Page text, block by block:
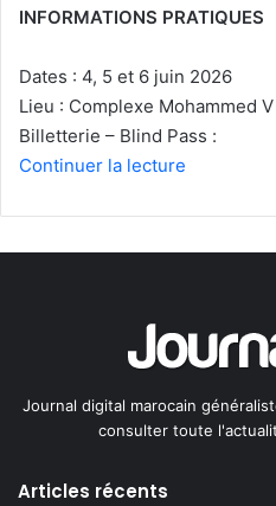
INFORMATIONS PRATIQUES
Dates : 4, 5 et 6 juin 2026
Lieu : Complexe Mohammed
Billetterie – Blind Pass :
Continuer la lecture
Journal digital marocain
consulter toute
Articles récents